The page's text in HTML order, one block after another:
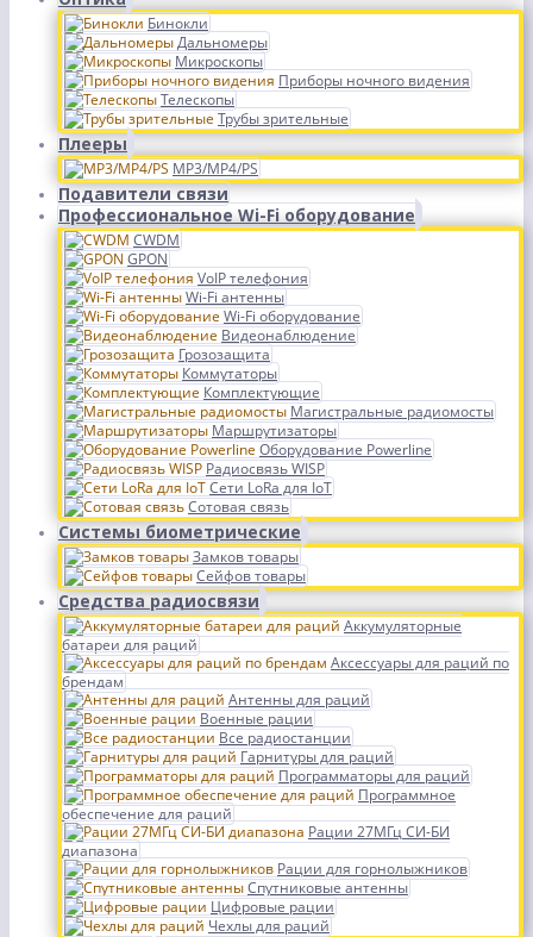
Бинокли
Дальномеры
Микроскопы
Приборы ночного видения
Телескопы
Трубы зрительные
Плееры
MP3/MP4/PS
Подавители связи
Профессиональное Wi-Fi оборудование
CWDM
GPON
VoIP телефония
Wi-Fi антенны
Wi-Fi оборудование
Видеонаблюдение
Грозозащита
Коммутаторы
Комплектующие
Магистральные радиомосты
Маршрутизаторы
Оборудование Powerline
Радиосвязь WISP
Сети LoRa для IoT
Сотовая связь
Системы биометрические
Замков товары
Сейфов товары
Средства радиосвязи
Аккумуляторные
батареи для раций
Аксессуары для раций по
брендам
Антенны для раций
Военные рации
Все радиостанции
Гарнитуры для раций
Программаторы для раций
Программное
обеспечение для раций
Рации 27МГц СИ-БИ
диапазона
Рации для горнолыжников
Спутниковые антенны
Цифровые рации
Чехлы для раций